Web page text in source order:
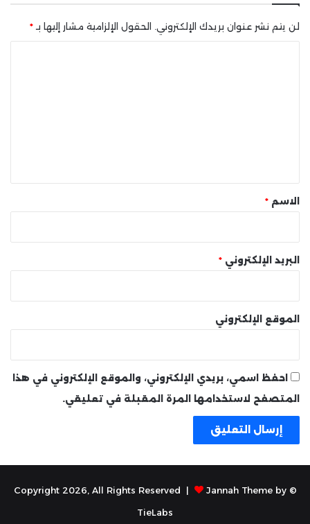
لن يتم نشر عنوان بريدك الإلكتروني. الحقول الإلزامية مشار إليها بـ *
* الاسم *
البريد الإلكتروني *
الموقع الإلكتروني
احفظ اسمي، بريدي الإلكتروني، والموقع الإلكتروني في هذا
المتصفح لاستخدامها المرة المقبلة في تعليقي.
© Copyright 2026, All Rights Reserved |
Jannah Theme by
TieLabs